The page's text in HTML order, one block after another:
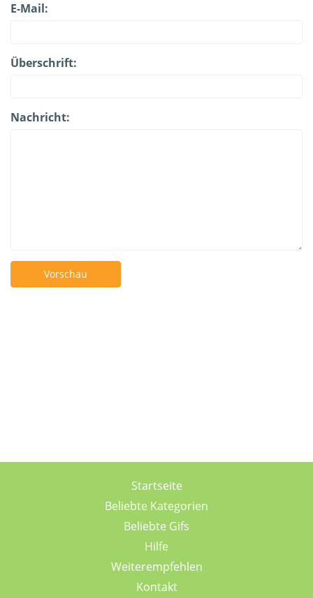
E-Mail:
Überschrift:
Nachricht:
Vorschau
Startseite
Beliebte Kategorien
Beliebte Gifs
Hilfe
Weiterempfehlen
Kontakt